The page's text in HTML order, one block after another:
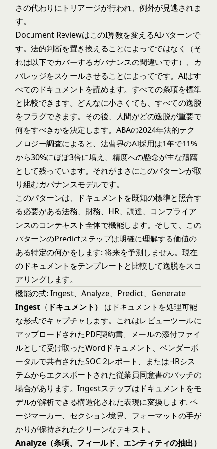
さの代わりにトリアージが行われ、例外が見逃されま
す。
Document ReviewはこのI算数を変えるAIパターンで
す。法的判断を置き換えることによってではなく（そ
れは以下でカバーするガバナンスの間違いです）、カ
バレッジをスケールさせることによってです。AIはす
べてのドキュメントを読めます。すべての条項を標準
と比較できます。どんなに小さくても、すべての逸脱
をフラグできます。その後、人間がどの逸脱が重要で
何をすべきかを決定します。 ABAの2024年法的テク
ノロジー調査によると、法曹界のAI採用は1年で11%
から30%にほぼ3倍に増え、精度への懸念が主な躊躇
として残っています。それがまさにこのパターンが取
り組むガバナンスモデルです。
このパターンは、ドキュメントを既知の標準と照合す
る必要がある法務、財務、HR、調達、コンプライア
ンスのコンテキスト全体で機能します。そして、この
パターンのPredictステップは明確に理解する価値の
ある特定の何かをします: 将来を予測しません。現在
のドキュメントをテンプレートと比較して逸脱をスコ
アリングします。
機能の式: Ingest、Analyze、Predict、Generate
Ingest（ドキュメント）
はドキュメントを処理可能
な形式でキャプチャします。これはレビューツールに
アップロードされたPDF契約書、メールの添付ファイ
ルとして受け取ったWordドキュメント、ベンダーポ
ータルで共有されたSOC 2レポート、またはHRシス
テムからエクスポートされた従業員同意書のバッチの
場合があります。Ingestステップはドキュメントをモ
デルが解析できる構造化された表現に変換します: ペ
ージマーカー、セクション境界、フォーマットの手が
かりが保持されたクリーンなテキスト。
Analyze（条項、フィールド、エンティティの抽出）